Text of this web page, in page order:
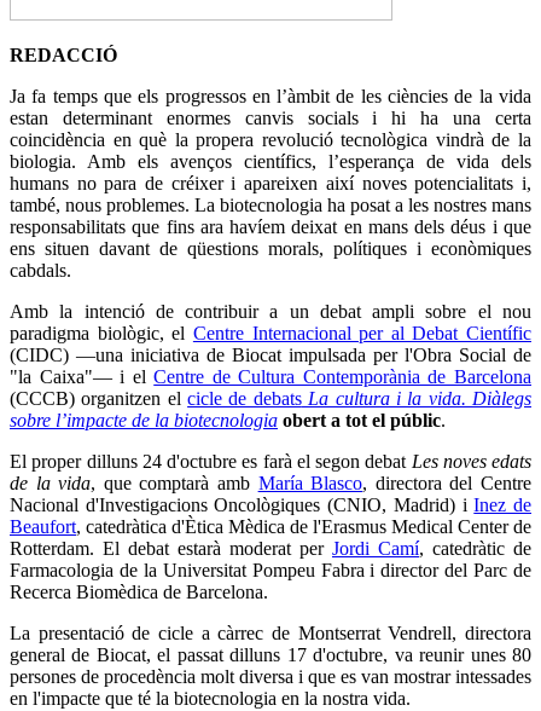
REDACCIÓ
Ja fa temps que els progressos en l’àmbit de les ciències de la vida
estan determinant enormes canvis socials i hi ha una certa
coincidència en què la propera revolució tecnològica vindrà de la
biologia. Amb els avenços científics, l’esperança de vida dels
humans no para de créixer i apareixen així noves potencialitats i,
també, nous problemes. La biotecnologia ha posat a les nostres mans
responsabilitats que fins ara havíem deixat en mans dels déus i que
ens situen davant de qüestions morals, polítiques i econòmiques
cabdals.
Amb la intenció de contribuir a un debat ampli sobre el nou
paradigma biològic, el Centre Internacional per al Debat Científic
(CIDC) —una iniciativa de Biocat impulsada per l'Obra Social de
"la Caixa"— i elCentre de Cultura Contemporània de Barcelona
(CCCB) organitzen elcicle de debatsLa cultura i la vida. Diàlegs
sobre l’impacte de la biotecnologia obert a tot el públic.
El proper dilluns 24 d'octubre es farà el segon debat Les noves edats
de la vida, que comptarà amb María Blasco, directora del Centre
Nacional d'Investigacions Oncològiques (CNIO, Madrid) i Inez de
Beaufort, catedràtica d'Ètica Mèdica de l'Erasmus Medical Center de
Rotterdam. El debat estarà moderat per Jordi Camí, catedràtic de
Farmacologia de la Universitat Pompeu Fabra i director del Parc de
Recerca Biomèdica de Barcelona.
La presentació de cicle a càrrec de Montserrat Vendrell, directora
general de Biocat, el passat dilluns 17 d'octubre, va reunir unes 80
persones de procedència molt diversa i que es van mostrar intessades
en l'impacte que té la biotecnologia en la nostra vida.